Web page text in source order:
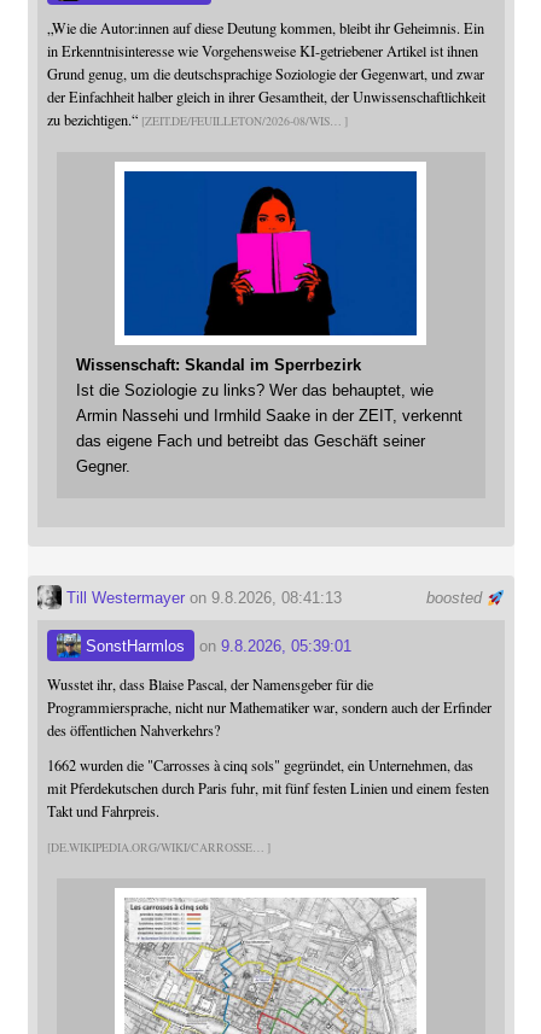
„Wie die Autor:innen auf diese Deutung kommen, bleibt ihr Geheimnis. Ein
in Erkenntnisinteresse wie Vorgehensweise KI-getriebener Artikel ist ihnen
Grund genug, um die deutschsprachige Soziologie der Gegenwart, und zwar
der Einfachheit halber gleich in ihrer Gesamtheit, der Unwissenschaftlichkeit
zu bezichtigen.“ ZEIT.DE/FEUILLETON/2026-08/WIS
Wissenschaft: Skandal im Sperrbezirk
Ist die Soziologie zu links? Wer das behauptet, wie
Armin Nassehi und Irmhild Saake in der ZEIT, verkennt
das eigene Fach und betreibt das Geschäft seiner
Gegner.
boosted
Till Westermayeron 9.8.2026, 08:41:13
SonstHarmlos on 9.8.2026, 05:39:01
Wusstet ihr, dass Blaise Pascal, der Namensgeber für die
Programmiersprache, nicht nur Mathematiker war, sondern auch der Erfinder
des öffentlichen Nahverkehrs?
1662 wurden die "Carrosses à cinq sols" gegründet, ein Unternehmen, das
mit Pferdekutschen durch Paris fuhr, mit fünf festen Linien und einem festen
Takt und Fahrpreis.
DE.WIKIPEDIA.ORG/WIKI/CARROSSE